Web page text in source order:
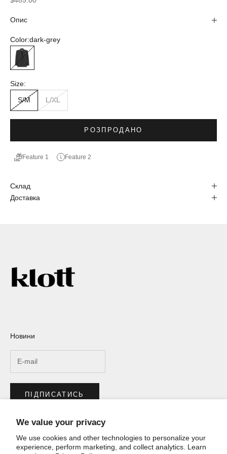
We value your privacy
We use cookies and other technologies to personalize your
experience, perform marketing, and collect analytics. Learn
Опис
Color:dark-grey
dark-grey
Size:
S/M L/XL
РОЗПРОДАНО
Feature 1 Feature 2
Склад
Доставка
Новини
ПІДПИСАТИСЬ
ABOUT KLOTT